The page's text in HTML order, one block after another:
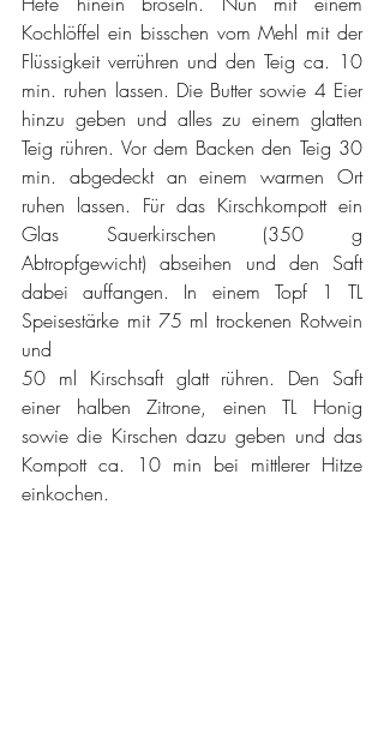
Kochlöffel ein bisschen vom Mehl mit der
Flüssigkeit verrühren und den Teig ca. 10
min. ruhen lassen. Die Butter sowie 4 Eier
hinzu geben und alles zu einem glatten
Teig rühren. Vor dem Backen den Teig 30
min. abgedeckt an einem warmen Ort
ruhen lassen. Für das Kirschkompott ein
Glas Sauerkirschen (350 g
Abtropfgewicht) abseihen und den Saft
dabei auffangen. In einem Topf 1 TL
Speisestärke mit 75 ml trockenen Rotwein
und
50 ml Kirschsaft glatt rühren. Den Saft
einer halben Zitrone, einen TL Honig
sowie die Kirschen dazu geben und das
Kompott ca. 10 min bei mittlerer Hitze
einkochen.